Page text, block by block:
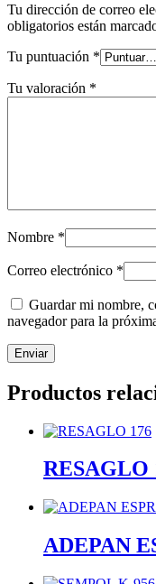
Tu dirección de correo
obligatorios están
Tu puntuación *
Tu valoración *
Nombre *
Correo electrónico *
Guardar mi nombre,
navegador para la
Productos
RESAGLO
ADEPAN